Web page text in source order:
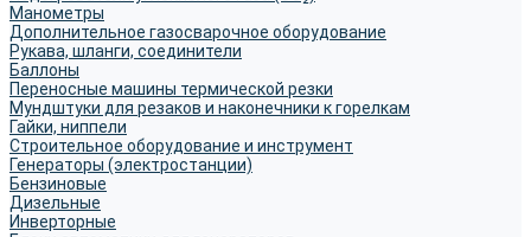
Манометры
Дополнительное газосварочное оборудование
Рукава, шланги, соединители
Баллоны
Переносные машины термической резки
Мундштуки для резаков и наконечники к горелкам
Гайки, ниппели
Строительное оборудование и инструмент
Генераторы (электростанции)
Бензиновые
Дизельные
Инверторные